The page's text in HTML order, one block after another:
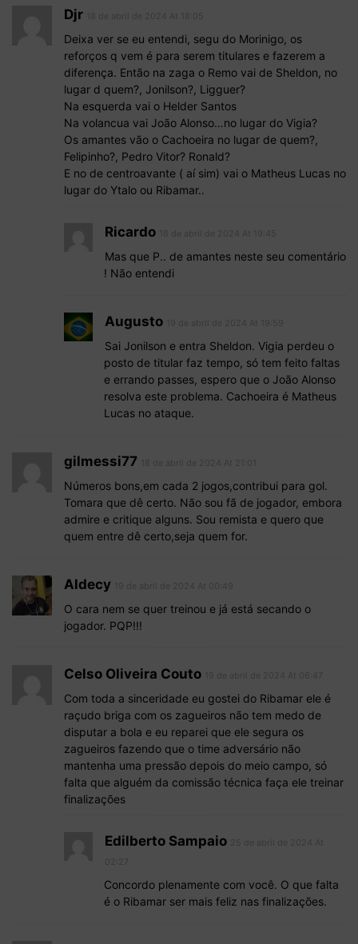
Djr
Deixa ver se eu entendi, segu do Morinigo, os
reforços q vem é para serem titulares e fazerem a
diferença. Então na zaga o Remo vai de Sheldon, no
lugar d quem?, Jonilson?, Ligguer?
Na esquerda vai o Helder Santos
Na volancua vai João Alonso…no lugar do Vigia?
Os amantes vão o Cachoeira no lugar de quem?,
Felipinho?, Pedro Vitor? Ronald?
E no de centroavante ( aí sim) vai o Matheus Lucas no
lugar do Ytalo ou Ribamar..
Ricardo
Mas que P.. de amantes neste seu comentário
! Não entendi
Augusto
Sai Jonilson e entra Sheldon. Vigia perdeu o
posto de titular faz tempo, só tem feito faltas
e errando passes, espero que o João Alonso
resolva este problema. Cachoeira é Matheus
Lucas no ataque.
gilmessi77
Números bons,em cada 2 jogos,contribui para gol.
Tomara que dê certo. Não sou fã de jogador, embora
admire e critique alguns. Sou remista e quero que
quem entre dê certo,seja quem for.
Aldecy
O cara nem se quer treinou e já está secando o
jogador. PQP!!!
Celso Oliveira Couto
Com toda a sinceridade eu gostei do Ribamar ele é
raçudo briga com os zagueiros não tem medo de
disputar a bola e eu reparei que ele segura os
zagueiros fazendo que o time adversário não
mantenha uma pressão depois do meio campo, só
falta que alguém da comissão técnica faça ele treinar
finalizações
Edilberto Sampaio
Concordo plenamente com você. O que falta
é o Ribamar ser mais feliz nas finalizações.